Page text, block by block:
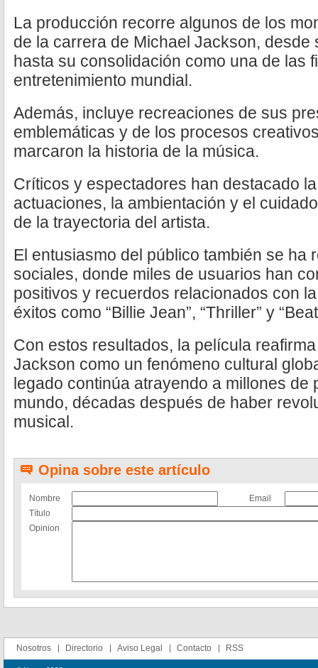
La producción recorre algunos de los
de la carrera de Michael Jackson, desde
hasta su consolidación como una de las
entretenimiento mundial.
Además, incluye recreaciones de sus
emblemáticas y de los procesos
marcaron la historia de la música.
Críticos y espectadores han destacado
actuaciones, la ambientación y el
de la trayectoria del artista.
El entusiasmo del público también se ha
sociales, donde miles de usuarios han
positivos y recuerdos relacionados con
éxitos como “Billie Jean”, “Thriller” y
Con estos resultados, la película
Jackson como un fenómeno cultural
legado continúa atrayendo a millones de
mundo, décadas después de haber
musical.
Opina sobre este artículo
Nombre
Email
Título
Opinion
Nosotros Directorio Aviso Legal Contacto RSS